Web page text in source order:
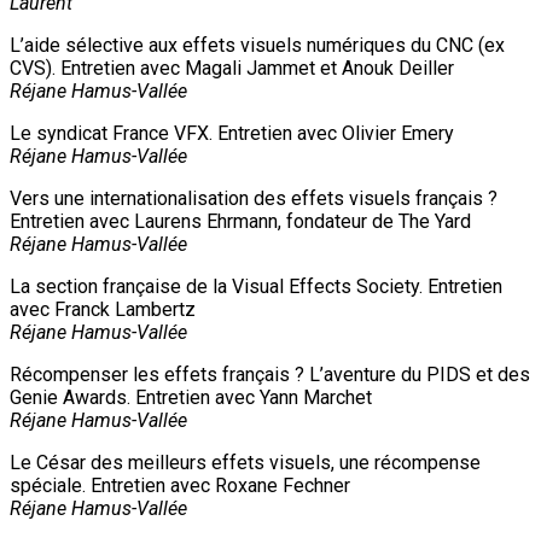
L’aide sélective aux effets visuels numériques du CNC (ex
CVS). Entretien avec Magali Jammet et Anouk Deiller
Réjane Hamus-Vallée
Le syndicat France VFX. Entretien avec Olivier Emery
Réjane Hamus-Vallée
Vers une internationalisation des effets visuels français ?
Entretien avec Laurens Ehrmann, fondateur de The Yard
Réjane Hamus-Vallée
La section française de la Visual Effects Society. Entretien
avec Franck Lambertz
Réjane Hamus-Vallée
Récompenser les effets français ? L’aventure du PIDS et des
Genie Awards. Entretien avec Yann Marchet
Réjane Hamus-Vallée
Le César des meilleurs effets visuels, une récompense
spéciale. Entretien avec Roxane Fechner
Réjane Hamus-Vallée